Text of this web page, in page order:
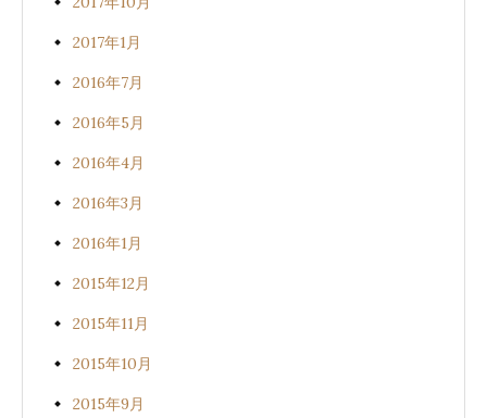
2017年1月
2016年7月
2016年5月
2016年4月
2016年3月
2016年1月
2015年12月
2015年11月
2015年10月
2015年9月